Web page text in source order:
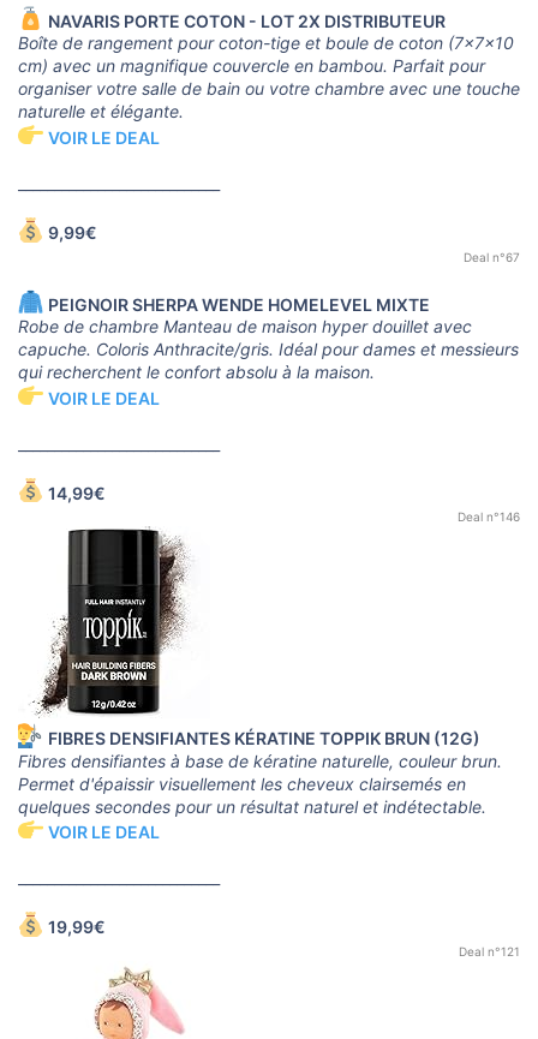
NAVARIS PORTE COTON - LOT 2X DISTRIBUTEUR
Boîte de rangement pour coton-tige et boule de coton (7x7x10
cm) avec un magnifique couvercle en bambou. Parfait pour
organiser votre salle de bain ou votre chambre avec une touche
naturelle et élégante.
VOIR LE DEAL
9,99€
Deal n°67
PEIGNOIR SHERPA WENDE HOMELEVEL MIXTE
Robe de chambre Manteau de maison hyper douillet avec
capuche. Coloris Anthracite/gris. Idéal pour dames et messieurs
qui recherchent le confort absolu à la maison.
VOIR LE DEAL
14,99€
Deal n°146
FIBRES DENSIFIANTES KÉRATINE TOPPIK BRUN (12G)
Fibres densifiantes à base de kératine naturelle, couleur brun.
Permet d'épaissir visuellement les cheveux clairsemés en
quelques secondes pour un résultat naturel et indétectable.
VOIR LE DEAL
19,99€
Deal n°121